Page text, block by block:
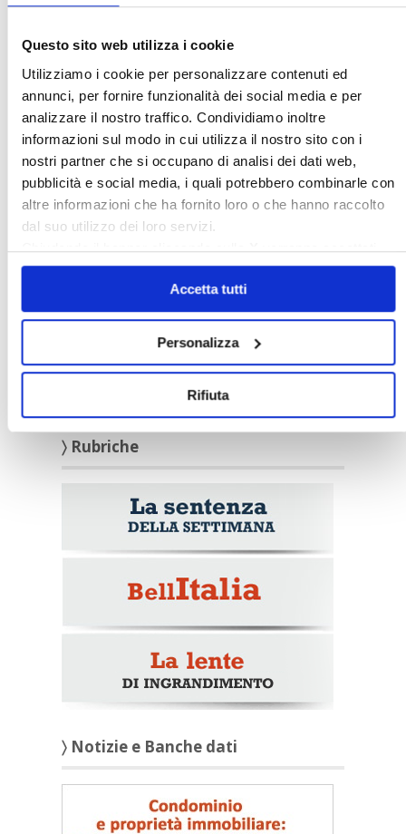
Questo sito web utilizza i cookie
Utilizziamo i cookie per personalizzare contenuti ed
annunci, per fornire funzionalità dei social media e per
analizzare il nostro traffico. Condividiamo inoltre
informazioni sul modo in cui utilizza il nostro sito con i
nostri partner che si occupano di analisi dei dati web,
pubblicità e social media, i quali potrebbero combinarle con
altre informazioni che ha fornito loro o che hanno raccolto
dal suo utilizzo dei loro servizi.
Chiudendo il banner cliccando sullaXverranno accettati
solo i cookie necessari.
Accetta tutti
Personalizza
Rifiuta
Confedilizia notizie – Luglio 2026
〉 Italia Oggi – Pagina Confedilizia
Italia Oggi – Luglio 2026
〉 Rubriche
〉 Notizie e Banche dati